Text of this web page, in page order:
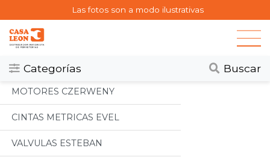
Las fotos son a modo ilustrativas
Categorías Buscar
Categorias
Todos
MOTORES CZERWENY
CINTAS METRICAS EVEL
VALVULAS ESTEBAN